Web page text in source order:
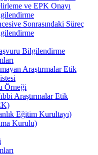
ve EPK Onayı
Sonrasındaki Süreç
Bilgilendirme
Araştırmalar Etik
Örneği
Araştırmalar Etik
Eğitim Kurultayı)
Kurulu)